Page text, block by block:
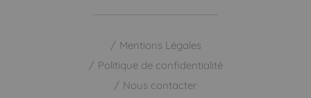
Mentions Légales
Politique de confidentialité
Nous contacter